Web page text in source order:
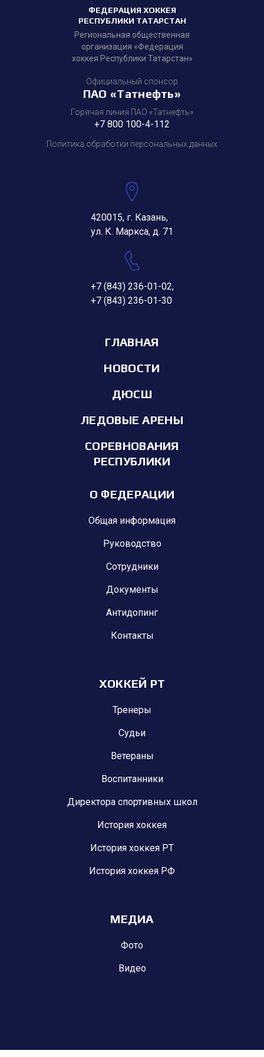
ФЕДЕРАЦИЯ ХОККЕЯ
РЕСПУБЛИКИ ТАТАРСТАН
Региональная общественная
организация «Федерация
хоккея Республики Татарстан»
Официальный спонсор
ПАО «Татнефть»
Горячая линия ПАО «Татнефть»
+7 800 100-4-112
Политика обработки персональных данных
420015, г. Казань,
ул. К. Маркса, д. 71
+7 (843) 236-01-02,
+7 (843) 236-01-30
ГЛАВНАЯ
НОВОСТИ
ДЮСШ
ЛЕДОВЫЕ АРЕНЫ
СОРЕВНОВАНИЯ
РЕСПУБЛИКИ
О ФЕДЕРАЦИИ
Общая информация
Руководство
Сотрудники
Документы
Антидопинг
Контакты
ХОККЕЙ РТ
Тренеры
Судьи
Ветераны
Воспитанники
Директора спортивных школ
История хоккея
История хоккея РТ
История хоккея РФ
МЕДИА
Фото
Видео